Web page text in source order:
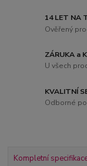
14 LET NA
Ověřený
ZÁRUKA a
U všech
KVALITNÍ
Odborné
Kompletní